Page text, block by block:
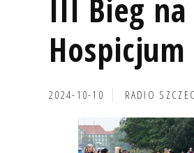
III Bieg na
2024-10-10 RADIO